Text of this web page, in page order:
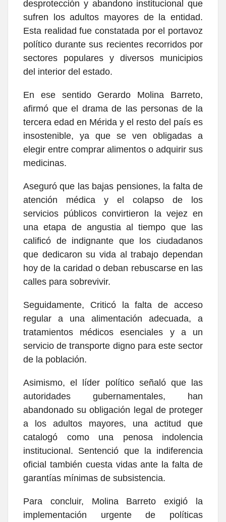
desprotección y abandono institucional que
sufren los adultos mayores de la entidad.
Esta realidad fue constatada por el portavoz
político durante sus recientes recorridos por
sectores populares y diversos municipios
del interior del estado.
En ese sentido Gerardo Molina Barreto,
afirmó que el drama de las personas de la
tercera edad en Mérida y el resto del país es
insostenible, ya que se ven obligadas a
elegir entre comprar alimentos o adquirir sus
medicinas.
Aseguró que las bajas pensiones, la falta de
atención médica y el colapso de los
servicios públicos convirtieron la vejez en
una etapa de angustia al tiempo que las
calificó de indignante que los ciudadanos
que dedicaron su vida al trabajo dependan
hoy de la caridad o deban rebuscarse en las
calles para sobrevivir.
Seguidamente, Criticó la falta de acceso
regular a una alimentación adecuada, a
tratamientos médicos esenciales y a un
servicio de transporte digno para este sector
de la población.
Asimismo, el líder político señaló que las
autoridades gubernamentales, han
abandonado su obligación legal de proteger
a los adultos mayores, una actitud que
catalogó como una penosa indolencia
institucional. Sentenció que la indiferencia
oficial también cuesta vidas ante la falta de
garantías mínimas de subsistencia.
Para concluir, Molina Barreto exigió la
implementación urgente de políticas